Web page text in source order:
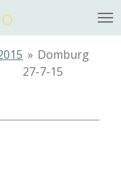
» Domburg
27-7-15